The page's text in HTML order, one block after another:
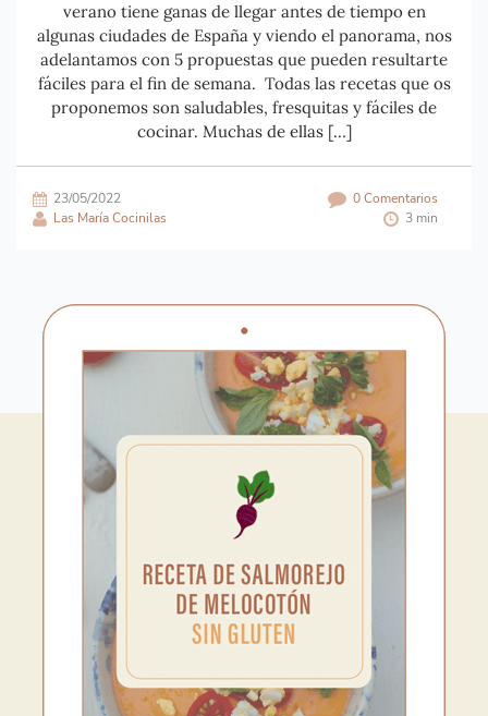
verano tiene ganas de llegar antes de tiempo en
algunas ciudades de España y viendo el panorama, nos
adelantamos con 5 propuestas que pueden resultarte
fáciles para el fin de semana. Todas las recetas que os
proponemos son saludables, fresquitas y fáciles de
cocinar. Muchas de ellas […]
23/05/2022
0 Comentarios
Las María Cocinilas
3 min